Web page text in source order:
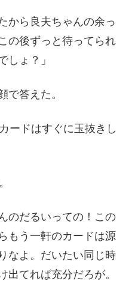
から良夫ちゃんの余っ
の後ずっと待ってられ
しょ？」
で答えた。
ードはすぐに玉抜きし
のだるいっての！この
もう一軒のカードは源
なよ。だいたい同じ時
出てれば充分だろが。